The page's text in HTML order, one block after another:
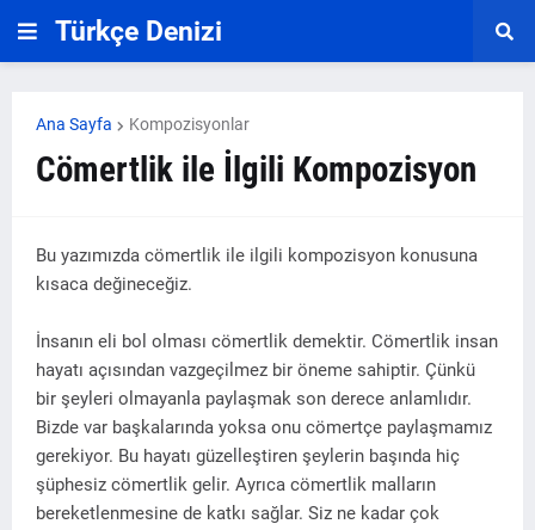
Türkçe Denizi
Ana Sayfa Kompozisyonlar
Cömertlik ile İlgili Kompozisyon
Bu yazımızda cömertlik ile ilgili kompozisyon konusuna
kısaca değineceğiz.
İnsanın eli bol olması cömertlik demektir. Cömertlik insan
hayatı açısından vazgeçilmez bir öneme sahiptir. Çünkü
bir şeyleri olmayanla paylaşmak son derece anlamlıdır.
Bizde var başkalarında yoksa onu cömertçe paylaşmamız
gerekiyor. Bu hayatı güzelleştiren şeylerin başında hiç
şüphesiz cömertlik gelir. Ayrıca cömertlik malların
bereketlenmesine de katkı sağlar. Siz ne kadar çok